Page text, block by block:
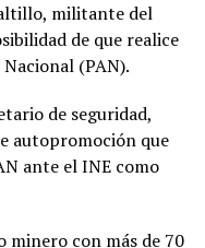
militante del
de que realice
(PAN).
de seguridad,
autopromoción que
ante el INE como
minero con más de 70